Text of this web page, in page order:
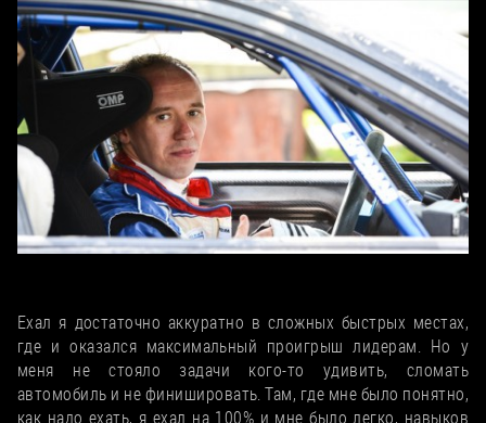
Ехал я достаточно аккуратно в сложных быстрых местах,
где и оказался максимальный проигрыш лидерам. Но у
меня не стояло задачи кого-то удивить, сломать
автомобиль и не финишировать. Там, где мне было понятно,
как надо ехать, я ехал на 100% и мне было легко, навыков